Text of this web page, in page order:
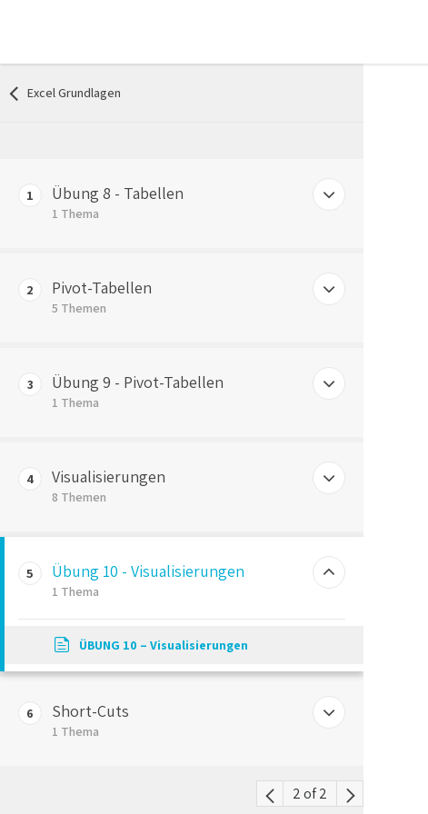
Excel Grundlagen
1 Übung 8 - Tabellen
1 Thema
2
Pivot-Tabellen
5 Themen
Pivot-Tabellen – Einfügen einer Pivot-tabelle
Pivot-Tabellen – Berechnete Felder
3 Übung 9 - Pivot-Tabellen
1 Thema
4
Visualisierungen
8 Themen
Visualisierungen – Information Design nach Hichert
Visualisierungen in Tabellen
Visualisierungen mittels Diagrammen
Visualisierungen – Das passende Diagramm wählen
5 Übung 10 - Visualisierungen
1 Thema
ÜBUNG 10 – Visualisierungen
6 Short-Cuts
1 Thema
2 of 2